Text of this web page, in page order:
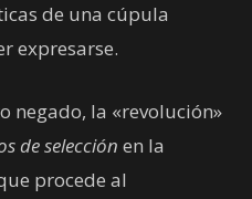
de una cúpula
expresarse.
negado, la «revolución»
de selección en la
procede al